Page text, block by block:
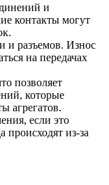
и
контакты могут
и разъемов. Износ
на передачах
позволяет
которые
агрегатов.
если это
из-за